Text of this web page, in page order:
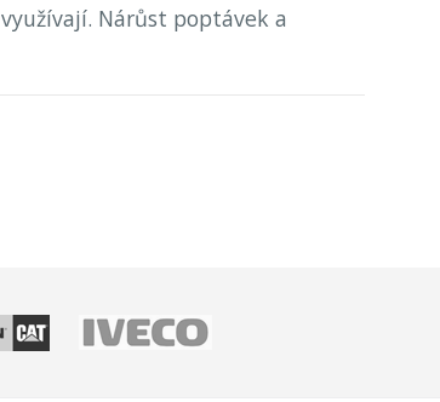
Nárůst poptávek a